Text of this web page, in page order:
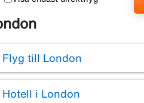
Flyg till London
Hotell i London